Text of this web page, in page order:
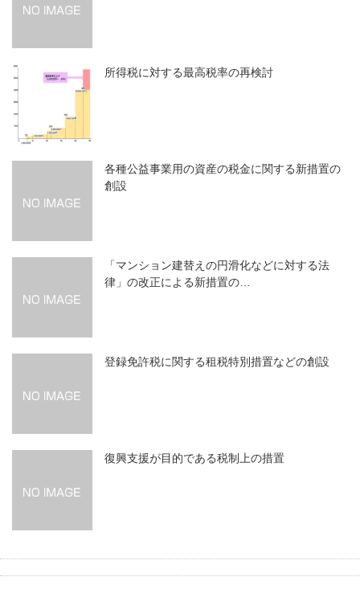
所得税に対する最高税率の再検討
各種公益事業用の資産の税金に関する新措置の
創設
「マンション建替えの円滑化などに対する法
律」の改正による新措置の…
登録免許税に関する租税特別措置などの創設
復興支援が目的である税制上の措置